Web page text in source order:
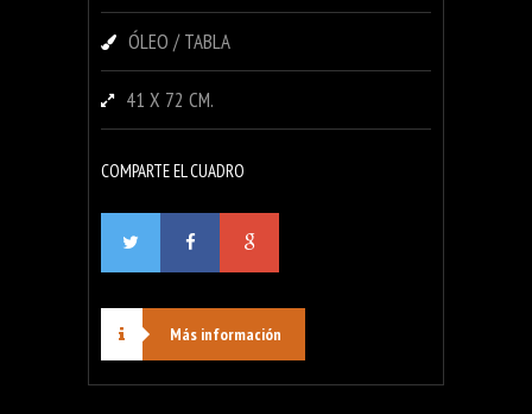
ÓLEO / TABLA
41 X 72 CM.
COMPARTE EL CUADRO
Más información